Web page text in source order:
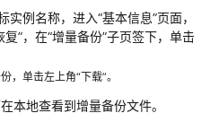
实例名称，进入“基本信息”页面，
复”，在“增量备份”子页签下，单击
，单击左上角“下载”。
本地查看到增量备份文件。